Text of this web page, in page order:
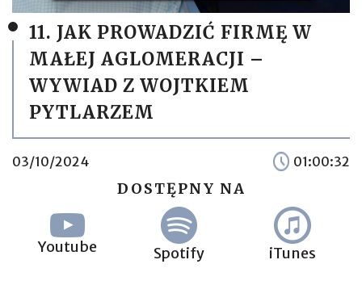
11. JAK PROWADZIĆ FIRMĘ W
MAŁEJ AGLOMERACJI –
WYWIAD Z WOJTKIEM
PYTLARZEM
03/10/2024 01:00:32
DOSTĘPNY NA
Youtube Spotify iTunes